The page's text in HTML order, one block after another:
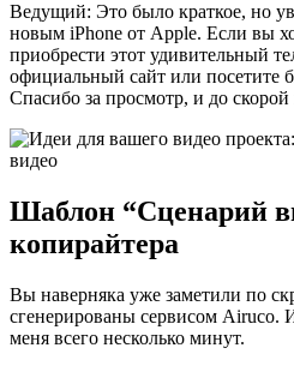
Ведущий: Это было краткое, но
новым iPhone от Apple. Если вы
приобрести этот удивительный
официальный сайт или посетите
Спасибо за просмотр, и до скорой
Шаблон “Сценарий
копирайтера
Вы наверняка уже заметили по
сгенерированы сервисом Airuco.
меня всего несколько минут.